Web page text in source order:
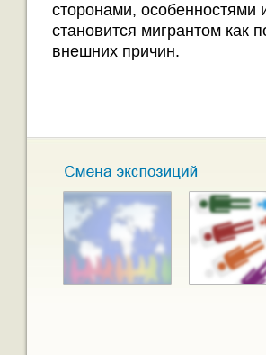
сторонами,
становится мигрантом как
внешних причин.